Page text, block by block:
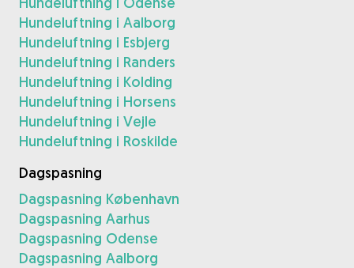
Hundeluftning i Aalborg
Hundeluftning i Esbjerg
Hundeluftning i Randers
Hundeluftning i Kolding
Hundeluftning i Horsens
Hundeluftning i Vejle
Hundeluftning i Roskilde
Dagspasning
Dagspasning København
Dagspasning Aarhus
Dagspasning Odense
Dagspasning Aalborg